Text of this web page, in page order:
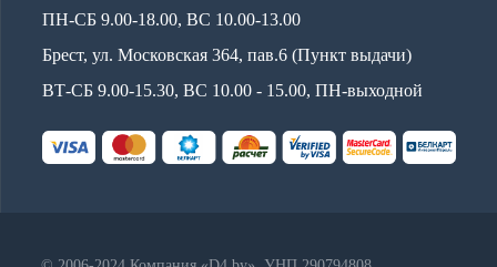
ПН-СБ 9.00-18.00, ВС 10.00-13.00
Брест, ул. Московская 364, пав.6 (Пункт выдачи)
ВТ-СБ 9.00-15.30, ВС 10.00 - 15.00, ПН-выходной